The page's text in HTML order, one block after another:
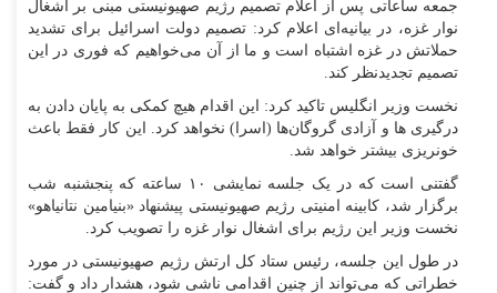
جمعه ساعاتی پس از اعلام تصمیم رژیم صهیونیستی مبنی بر اشغال
نوار غزه، در بیانیه‌ای اعلام کرد: تصمیم دولت اسرائیل برای تشدید
حملاتش در غزه اشتباه است و ما از آن می‌خواهیم که فوری در این
تصمیم تجدیدنظر کند.
نخست وزیر انگلیس تاکید کرد: این اقدام هیچ کمکی به پایان دادن به
درگیری ها و آزادی گروگان‌ها (اسرا) نخواهد کرد. این کار فقط باعث
خونریزی بیشتر خواهد شد.
گفتنی است که در یک جلسه نمایشی ۱۰ ساعته که پنجشنبه شب
برگزار شد، کابینه امنیتی رژیم صهیونیستی پیشنهاد «بنیامین نتانیاهو»
نخست وزیر این رژیم برای اشغال نوار غزه را تصویب کرد.
در طول این جلسه، رئیس ستاد کل ارتش رژیم صهیونیستی در مورد
خطراتی که می‌تواند از چنین اقدامی ناشی شود، هشدار داد و گفت: